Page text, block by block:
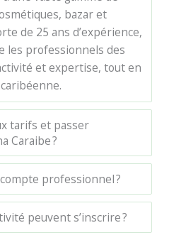
bazar et
de 25 ans d’expérience,
les professionnels des
et expertise, tout en
tarifs et passer
Caraibe ?
professionnel ?
peuvent s’inscrire ?